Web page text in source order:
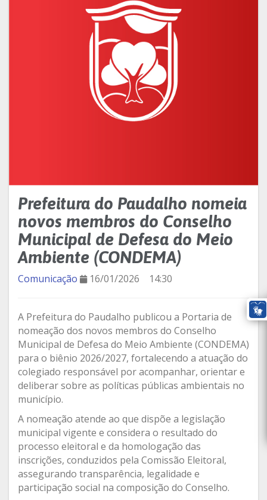
Prefeitura do Paudalho nomeia
novos membros do Conselho
Municipal de Defesa do Meio
Ambiente (CONDEMA)
Comunicação 16/01/2026 14:30
A Prefeitura do Paudalho publicou a Portaria de
nomeação dos novos membros do Conselho
Municipal de Defesa do Meio Ambiente (CONDEMA)
para o biênio 2026/2027, fortalecendo a atuação do
colegiado responsável por acompanhar, orientar e
deliberar sobre as políticas públicas ambientais no
município.
A nomeação atende ao que dispõe a legislação
municipal vigente e considera o resultado do
processo eleitoral e da homologação das
inscrições, conduzidos pela Comissão Eleitoral,
assegurando transparência, legalidade e
participação social na composição do Conselho.